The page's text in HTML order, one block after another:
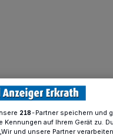
218-Partner speichern und
Kennungen auf Ihrem Gerät zu.
und unsere Partner